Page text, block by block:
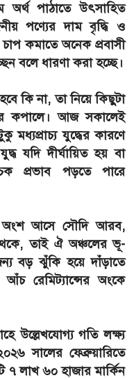
অর্থ পাঠাতে উৎসাহিত
পণ্যের দাম বৃদ্ধি ও
চাপ কমাতে অনেক প্রবাসী
বলে ধারণা করা হচ্ছে।
হবে কি না, তা নিয়ে কিছুটা
কপালে। আজ সকালেই
মধ্যপ্রাচ্য যুদ্ধের কারণে
যদি দীর্ঘায়িত হয় বা
প্রভাব পড়তে পারে
অংশ আসে সৌদি আরব,
তাই ঐ অঞ্চলের ভূ-
বড় ঝুঁকি হয়ে দাঁড়াতে
রেমিট্যান্সের অংকে
উল্লেখযোগ্য গতি লক্ষ্য
সালের ফেব্রুয়ারিতে
৭ লাখ ৬০ হাজার মার্কিন